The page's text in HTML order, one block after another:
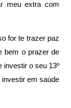
meu extra com
for te trazer paz
bem o prazer de
investir o seu 13º
em saúde